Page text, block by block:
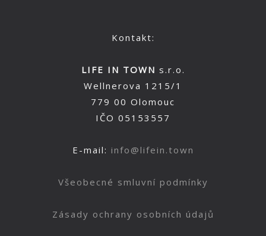
Kontakt:
LIFE IN TOWN s.r.o.
Wellnerova 1215/1
779 00 Olomouc
IČO 05153557
E-mail: info@lifein.town
Všeobecné smluvní podmínky
Zásady ochrany osobních údajů